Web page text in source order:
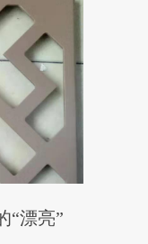
势。 市场升
“漂亮”